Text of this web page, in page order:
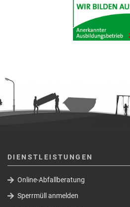
DIENSTLEISTUNGEN
Online-Abfallberatung
Sperrmüll anmelden